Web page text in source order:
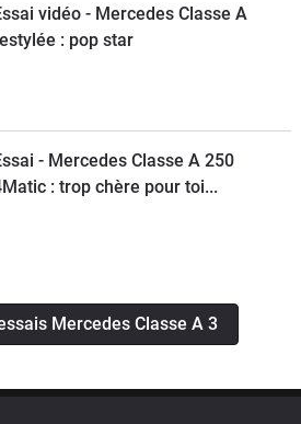
vidéo - Mercedes Classe A
: pop star
- Mercedes Classe A 250
: trop chère pour toi...
Mercedes Classe A 3